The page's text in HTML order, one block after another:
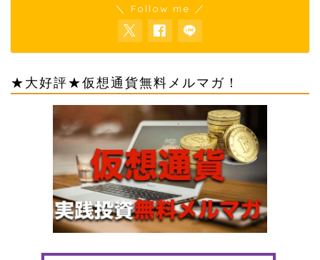
＼ Follow me ／
★大好評★仮想通貨無料メルマガ！